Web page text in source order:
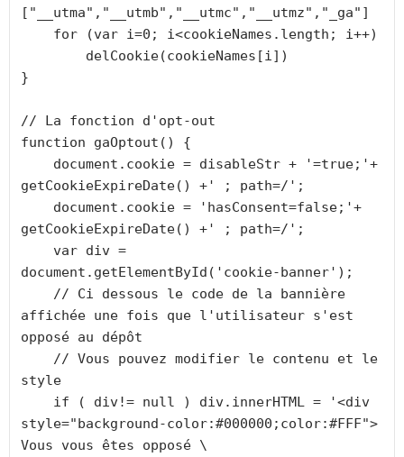
["__utma","__utmb","__utmc","__utmz","_ga"]
}
// La fonction d'opt-out
function gaOptout() {
getCookieExpireDate() +' ; path=/';
getCookieExpireDate() +' ; path=/';
document.getElementById('cookie-banner');
affichée une fois que l'utilisateur s'est
opposé au dépôt
style
style="background-color:#000000;color:#FFF">
Vous vous êtes opposé \